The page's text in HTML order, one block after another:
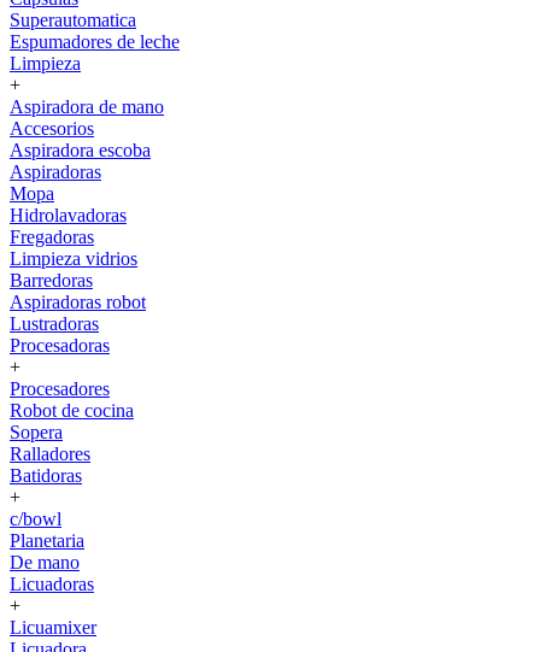
Superautomatica
Espumadores de leche
Limpieza
+
Aspiradora de mano
Accesorios
Aspiradora escoba
Aspiradoras
Mopa
Hidrolavadoras
Fregadoras
Limpieza vidrios
Barredoras
Aspiradoras robot
Lustradoras
Procesadoras
+
Procesadores
Robot de cocina
Sopera
Ralladores
Batidoras
+
c/bowl
Planetaria
De mano
Licuadoras
+
Licuamixer